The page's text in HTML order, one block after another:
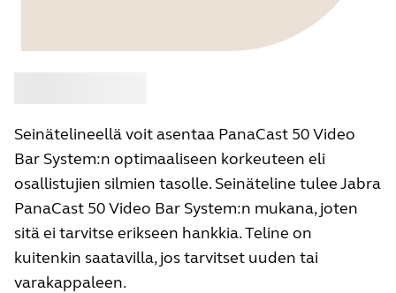
Seinätelineellä voit asentaa PanaCast 50 Video
Bar System:n optimaaliseen korkeuteen eli
osallistujien silmien tasolle. Seinäteline tulee Jabra
PanaCast 50 Video Bar System:n mukana, joten
sitä ei tarvitse erikseen hankkia. Teline on
kuitenkin saatavilla, jos tarvitset uuden tai
varakappaleen.